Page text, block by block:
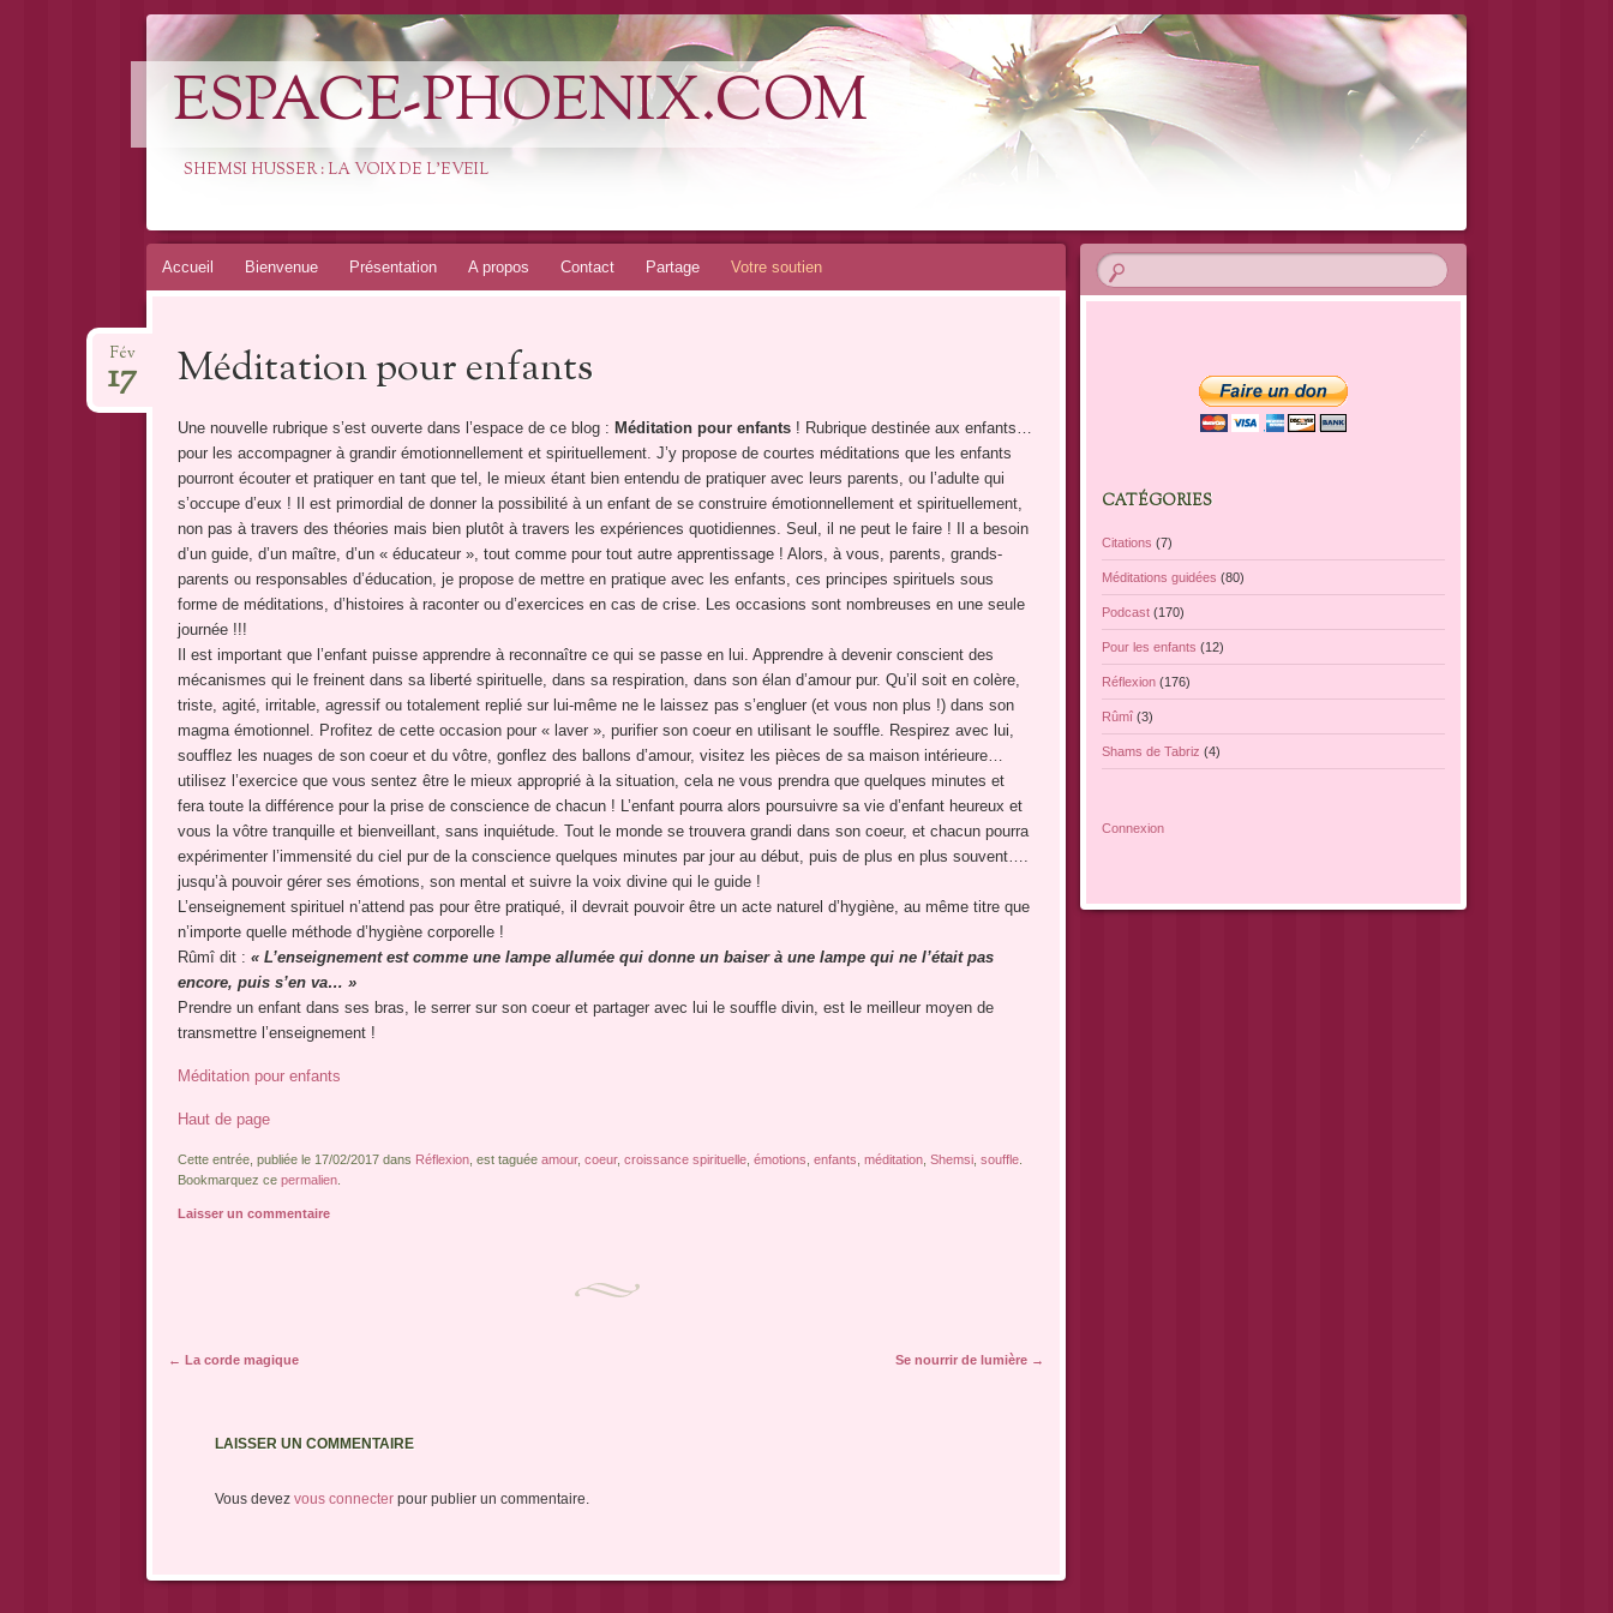
ESPACE-PHOENIX.COM
SHEMSI HUSSER : LA VOIX DE L'EVEIL
Aller
Accueil Bienvenue Présentation A propos Contact Partage Votre soutien
Méditation pour enfants
Fév
17
Une nouvelle rubrique s’est ouverte dans l’espace de ce blog : Méditation pour enfants! Rubrique destinée aux enfants…
pour les accompagner à grandir émotionnellement et spirituellement. J’y propose de courtes méditations que les enfants
pourront écouter et pratiquer en tant que tel, le mieux étant bien entendu de pratiquer avec leurs parents, ou l’adulte qui
s’occupe d’eux ! Il est primordial de donner la possibilité à un enfant de se construire émotionnellement et spirituellement,
non pas à travers des théories mais bien plutôt à travers les expériences quotidiennes. Seul, il ne peut le faire ! Il a besoin
d’un guide, d’un maître, d’un « éducateur », tout comme pour tout autre apprentissage ! Alors, à vous, parents, grands-
parents ou responsables d’éducation, je propose de mettre en pratique avec les enfants, ces principes spirituels sous
forme de méditations, d’histoires à raconter ou d’exercices en cas de crise. Les occasions sont nombreuses en une seule
journée !!!
Il est important que l’enfant puisse apprendre à reconnaître ce qui se passe en lui. Apprendre à devenir conscient des
mécanismes qui le freinent dans sa liberté spirituelle, dans sa respiration, dans son élan d’amour pur. Qu’il soit en colère,
triste, agité, irritable, agressif ou totalement replié sur lui-même ne le laissez pas s’engluer (et vous non plus !) dans son
magma émotionnel. Profitez de cette occasion pour « laver », purifier son coeur en utilisant le souffle. Respirez avec lui,
soufflez les nuages de son coeur et du vôtre, gonflez des ballons d’amour, visitez les pièces de sa maison intérieure…
utilisez l’exercice que vous sentez être le mieux approprié à la situation, cela ne vous prendra que quelques minutes et
fera toute la différence pour la prise de conscience de chacun ! L’enfant pourra alors poursuivre sa vie d’enfant heureux et
vous la vôtre tranquille et bienveillant, sans inquiétude. Tout le monde se trouvera grandi dans son coeur, et chacun pourra
expérimenter l’immensité du ciel pur de la conscience quelques minutes par jour au début, puis de plus en plus souvent….
jusqu’à pouvoir gérer ses émotions, son mental et suivre la voix divine qui le guide !
L’enseignement spirituel n’attend pas pour être pratiqué, il devrait pouvoir être un acte naturel d’hygiène, au même titre que
n’importe quelle méthode d’hygiène corporelle !
Rûmî dit : « L’enseignement est comme une lampe allumée qui donne un baiser à une lampe qui ne l’était pas
encore, puis s’en va… »
Prendre un enfant dans ses bras, le serrer sur son coeur et partager avec lui le souffle divin, est le meilleur moyen de
transmettre l’enseignement !
Méditation pour enfants
Haut de page
Cette entrée, publiée le 17/02/2017 dans Réflexion, est taguée amour, coeur, croissance spirituelle, émotions enfants méditation, Shemsi, souffle.
Bookmarquez ce permalien.
Laisser un commentaire
Navigation des articles
← La corde magique Se nourrir de lumière →
LAISSER UN COMMENTAIRE
Vous devez vous connecter pour publier un commentaire.
CATÉGORIES
Citations (7)
Méditations guidées (80)
Podcast (170)
Pour les enfants (12)
Réflexion (176)
Rûmî (3)
Shams de Tabriz (4)
Connexion